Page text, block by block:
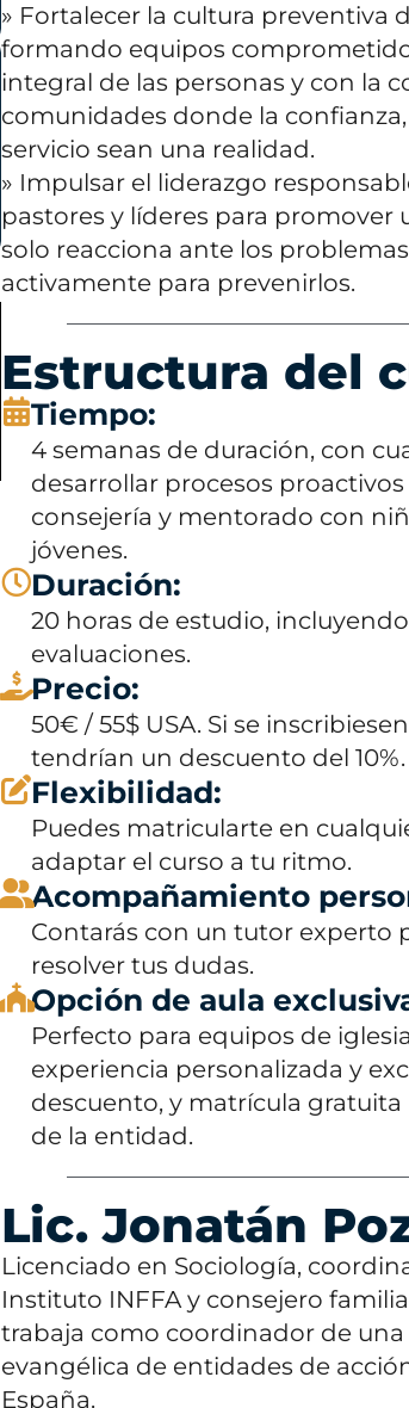
» Fortalecer la cultura preventiva
formando equipos
integral de las personas y con la
comunidades donde la
servicio sean una realidad.
» Impulsar el liderazgo
pastores y líderes para promover
solo reacciona ante los
activamente para prevenirlos.
Estructura del
Tiempo:
4 semanas de duración, con
desarrollar procesos
consejería y mentorado con
jóvenes.
Duración:
20 horas de estudio,
evaluaciones.
Precio:
50€ / 55$ USA. Si se
tendrían un descuento del 10%.
Flexibilidad:
Puedes matricularte en
adaptar el curso a tu ritmo.
Acompañamiento
Contarás con un tutor experto
resolver tus dudas.
Opción de aula
Perfecto para equipos de
experiencia personalizada y
descuento, y matrícula gratuita
de la entidad.
Lic. Jonatán
Licenciado en Sociología,
Instituto INFFA y consejero
trabaja como coordinador de
evangélica de entidades de
España.